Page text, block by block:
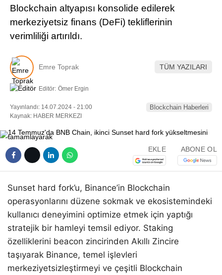
Blockchain altyapısı konsolide edilerek
merkeziyetsiz finans (DeFi) tekliflerinin
verimliliği artırıldı.
Emre Toprak TÜM YAZILARI
Editör: Ömer Ergin
Yayınlandı: 14.07.2024 - 21:00
Kaynak: HABER MERKEZI
Blockchain Haberleri
EKLE ABONE OL
Sunset hard fork’u, Binance’in Blockchain
operasyonlarını düzene sokmak ve ekosistemindeki
kullanıcı deneyimini optimize etmek için yaptığı
stratejik bir hamleyi temsil ediyor. Staking
özelliklerini beacon zincirinden Akıllı Zincire
taşıyarak Binance, temel işlevleri
merkeziyetsizleştirmeyi ve çeşitli Blockchain